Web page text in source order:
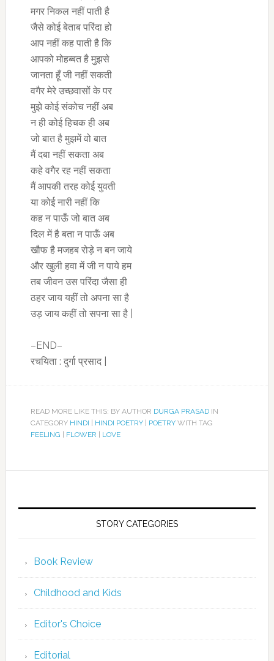
मगर निकल नहीं पाती है
जैसे कोई बेताब परिंदा हो
आप नहीं कह पाती है कि
आपको मोहब्बत है मुझसे
जानता हूँ जी नहीं सकती
वगैर मेरे उच्छवासों के पर
मुझे कोई संकोच नहीं अब
न ही कोई हिचक ही अब
जो बात है मुझमें वो बात
मैं दबा नहीं सकता अब
कहे वगैर रह नहीं सकता
मैं आपकी तरह कोई युवती
या कोई नारी नहीं कि
कह न पाऊँ जो बात अब
दिल में है बता न पाऊँ अब
खौफ है मजहब रोड़े न बन जाये
और खुली हवा में जी न पाये हम
तब जीवन उस परिंदा जैसा ही
ठहर जाय यहीं तो अपना सा है
उड़ जाय कहीं तो सपना सा है |
–END–
रचयिता : दुर्गा प्रसाद |
READ MORE LIKE THIS: BY AUTHOR DURGA PRASADIN
CATEGORY HINDI HINDI POETRY| POETRYWITH TAG
FEELING
FLOWER LOVE
STORY CATEGORIES
Book Review
Childhood and Kids
Editor's Choice
Editorial